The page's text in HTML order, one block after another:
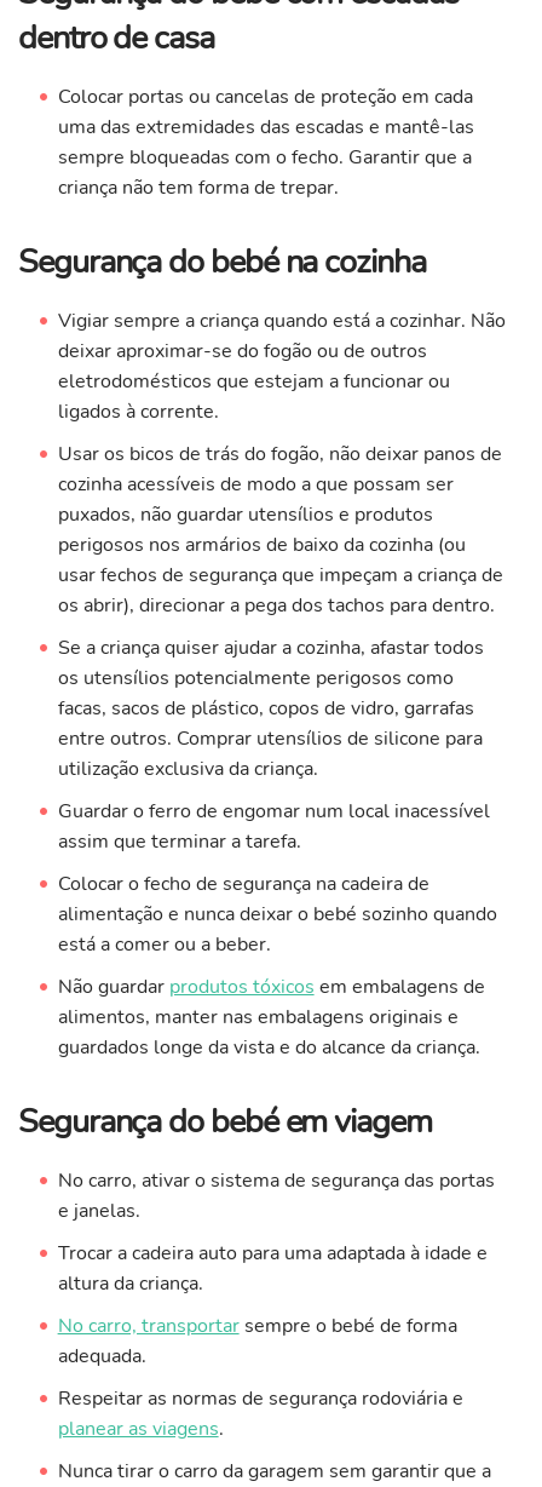
dentro de casa
Colocar portas ou cancelas de proteção em cada
uma das extremidades das escadas e mantê-las
sempre bloqueadas com o fecho. Garantir que a
criança não tem forma de trepar.
Segurança do bebé na cozinha
Vigiar sempre a criança quando está a cozinhar. Não
deixar aproximar-se do fogão ou de outros
eletrodomésticos que estejam a funcionar ou
ligados à corrente.
Usar os bicos de trás do fogão, não deixar panos de
cozinha acessíveis de modo a que possam ser
puxados, não guardar utensílios e produtos
perigosos nos armários de baixo da cozinha (ou
usar fechos de segurança que impeçam a criança de
os abrir), direcionar a pega dos tachos para dentro.
Se a criança quiser ajudar a cozinha, afastar todos
os utensílios potencialmente perigosos como
facas, sacos de plástico, copos de vidro, garrafas
entre outros. Comprar utensílios de silicone para
utilização exclusiva da criança.
Guardar o ferro de engomar num local inacessível
assim que terminar a tarefa.
Colocar o fecho de segurança na cadeira de
alimentação e nunca deixar o bebé sozinho quando
está a comer ou a beber.
Não guardar produtos tóxicos em embalagens de
alimentos, manter nas embalagens originais e
guardados longe da vista e do alcance da criança.
Segurança do bebé em viagem
No carro, ativar o sistema de segurança das portas
e janelas.
Trocar a cadeira auto para uma adaptada à idade e
altura da criança.
No carro, transportarsempre o bebé de forma
adequada.
Respeitar as normas de segurança rodoviária e
planear as viagens.
Nunca tirar o carro da garagem sem garantir que a